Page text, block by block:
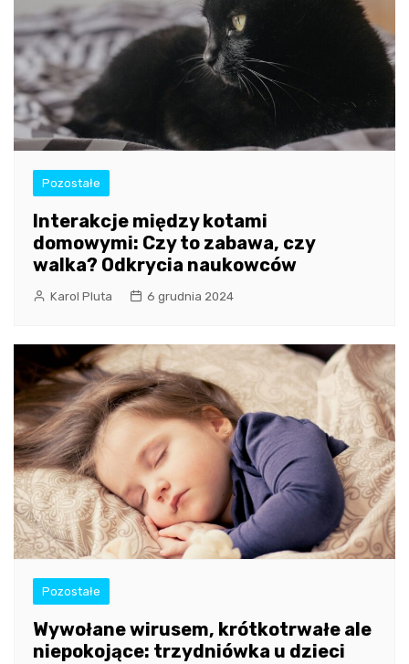
Pozostałe
Interakcje między kotami
domowymi: Czy to zabawa, czy
walka? Odkrycia naukowców
Karol Pluta 6 grudnia 2024
Pozostałe
Wywołane wirusem, krótkotrwałe ale
niepokojące: trzydniówka u dzieci